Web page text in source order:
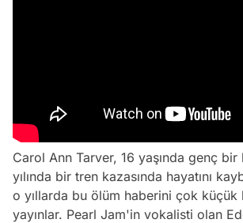
Carol Ann Tarver, 16 yaşında genç bir
yılında bir tren kazasında hayatını
o yıllarda bu ölüm haberini çok küçük
yayınlar. Pearl Jam'in vokalisti olan